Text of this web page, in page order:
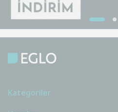
Kategoriler